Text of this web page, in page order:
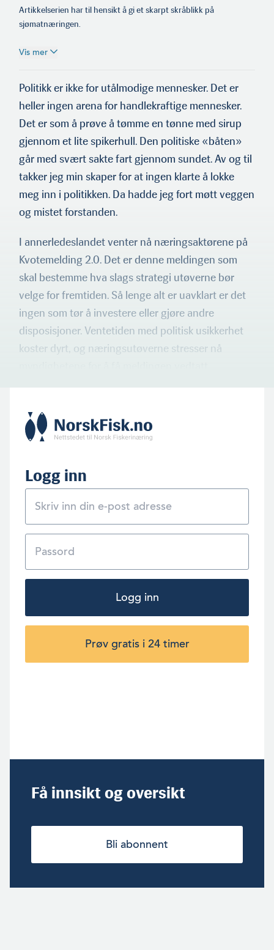
Artikkelserien har til hensikt å gi et skarpt skråblikk på
sjømatnæringen.
Vis mer
Politikk er ikke for utålmodige mennesker. Det er
heller ingen arena for handlekraftige mennesker.
Det er som å prøve å tømme en tønne med sirup
gjennom et lite spikerhull. Den politiske «båten»
går med svært sakte fart gjennom sundet. Av og til
takker jeg min skaper for at ingen klarte å lokke
meg inn i politikken. Da hadde jeg fort møtt veggen
og mistet forstanden.
I annerledeslandet venter nå næringsaktørene på
Kvotemelding 2.0. Det er denne meldingen som
skal bestemme hva slags strategi utøverne bør
velge for fremtiden. Så lenge alt er uavklart er det
ingen som tør å investere eller gjøre andre
disposisjoner. Ventetiden med politisk usikkerhet
koster dyrt, og næringsutøverne stresser nå
Logg inn
Logg inn
Prøv gratis i 24 timer
Få innsikt og oversikt
Bli abonnent